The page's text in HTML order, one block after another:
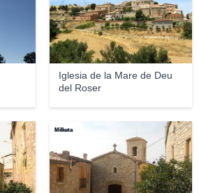
Iglesia de la Mare de Deu
del Roser
Milketa